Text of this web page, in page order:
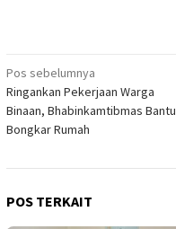
Navigasi
pos
Pos sebelumnya
Ringankan Pekerjaan Warga
Binaan, Bhabinkamtibmas Bantu
Bongkar Rumah
POS TERKAIT